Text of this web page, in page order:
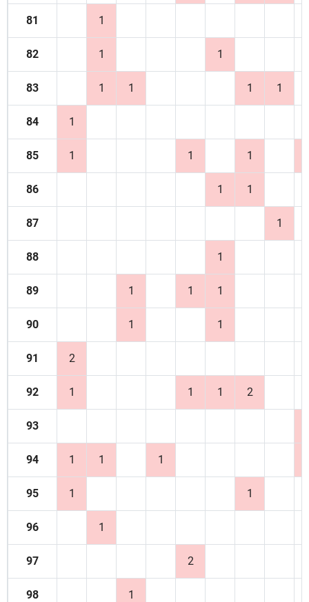
81 1
82 1 1
83 1 1 1 1
84 1
85 1 1 1
86 1 1
87 1
88 1
89 1 1 1
90 1 1
91 2
92 1 1 1 2
93
94 1 1 1
95 1 1
96 1
97 2
98 1